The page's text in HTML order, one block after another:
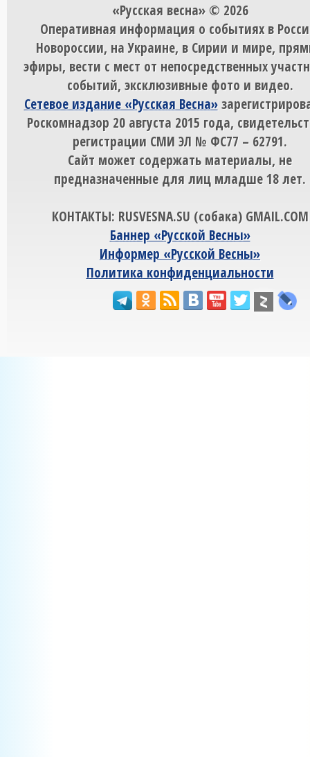
«Русская весна» © 2026
Оперативная информация о событиях в
Новороссии, на Украине, в Сирии и мире,
эфиры, вести с мест от непосредственных
событий, эксклюзивные фото и видео.
Сетевое издание «Русская Весна»
Роскомнадзор 20 августа 2015 года,
регистрации СМИ ЭЛ № ФС77 – 62791.
Сайт может содержать материалы, не
предназначенные для лиц младше 18 лет.
КОНТАКТЫ: RUSVESNA.SU (собака) GMAIL.COM
Баннер «Русской Весны»
Информер «Русской Весны»
Политика конфиденциальности